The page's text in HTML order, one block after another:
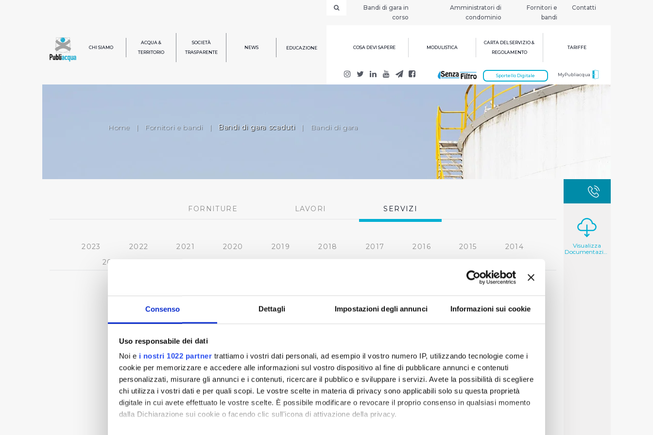
Consenso Dettagli Impostazioni degli annunci Informazioni sui cookie
Uso responsabile dei dati
Noi e i nostri 1022 partner trattiamo i vostri dati personali, ad esempio il vostro numero IP, utilizzando tecnologie come i
cookie per memorizzare e accedere alle informazioni sul vostro dispositivo al fine di pubblicare annunci e contenuti
personalizzati, misurare gli annunci e i contenuti, ricercare il pubblico e sviluppare i servizi. Avete la possibilità di scegliere
chi utilizza i vostri dati e per quali scopi. Le vostre scelte in materia di privacy sono applicabili solo su questa proprietà
digitale in cui avete effettuato le vostre scelte. È possibile modificare o revocare il proprio consenso in qualsiasi momento
dalla Dichiarazione sui cookie o facendo clic sull'icona di attivazione della privacy.
Bandi di gara in
corso
Amministratori di
condominio
Fornitori e
bandi
Contatti
CHI SIAMO
ACQUA &
TERRITORIO
SOCIETÀ
TRASPARENTE
NEWS EDUCAZIONE COSA DEVI SAPERE MODULISTICA
CARTA DEL SERVIZIO &
REGOLAMENTO
TARIFFE
MyPubliacqua
Sportello Digitale
Home | Fornitori e bandi | Bandi di gara scaduti | Bandi di gara
FORNITURE LAVORI SERVIZI
2023 2022 2021 2020 2019 2018 2017 2016 2015
2014
2013
Visualizza
Documentazione